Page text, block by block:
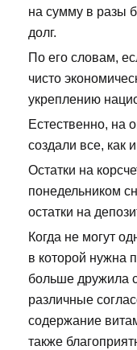
на сумму в разы
долг.
По его словам,
чисто
укреплению
Естественно, на
создали все, как
Остатки на
понедельником
остатки на
Когда не могут
в которой нужна
больше дружила
различные
содержание
также